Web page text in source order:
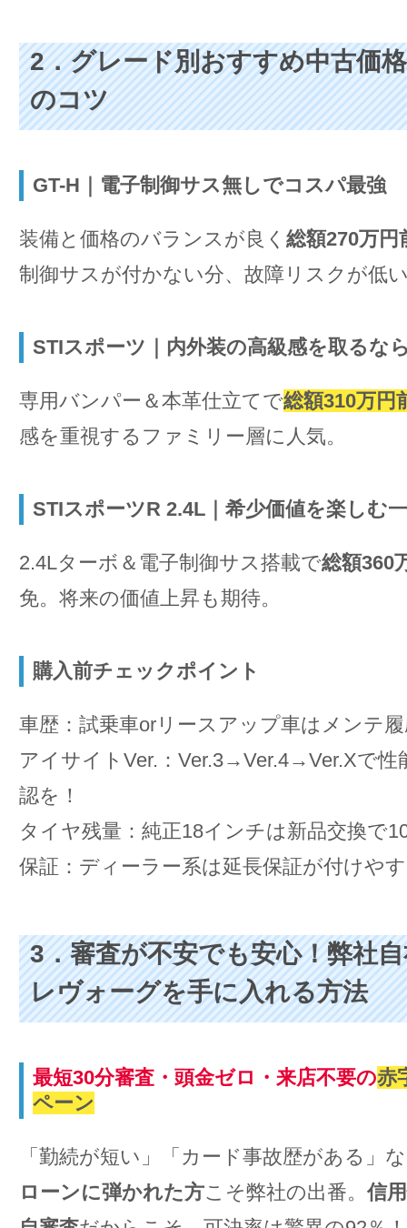
2．グレード別おすすめ中古価
のコツ
GT-H｜電子制御サス無しでコスパ最強
装備と価格のバランスが良く 総額270万円
制御サスが付かない分、故障リスクが低
STIスポーツ｜内外装の高級感を取るな
専用バンパー＆本革仕立てで総額310万円
感を重視するファミリー層に人気。
STIスポーツR 2.4L｜希少価値を楽しむ
2.4Lターボ＆電子制御サス搭載で総額360
免。将来の価値上昇も期待。
購入前チェックポイント
車歴：試乗車orリースアップ車はメンテ
アイサイトVer.：Ver.3→Ver.4→Ver.Xで性
認を！
タイヤ残量：純正18インチは新品交換で
保証：ディーラー系は延長保証が付けや
3．審査が不安でも安心！弊社
レヴォーグを手に入れる方法
最短30分審査・頭金ゼロ・来店不要の赤
ペーン
「勤続が短い」「カード事故歴がある」
ローンに弾かれた方こそ弊社の出番。 信